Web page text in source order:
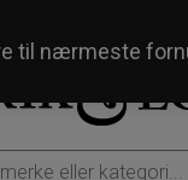
til nærmeste